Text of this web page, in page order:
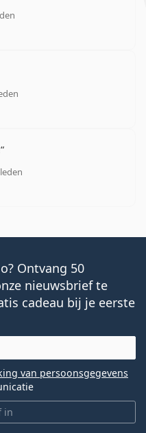
5 van 5
4 van 5
5 van 5
Ontvang 50
nieuwsbrief te
cadeau bij je eerste
in
van persoonsgegevens